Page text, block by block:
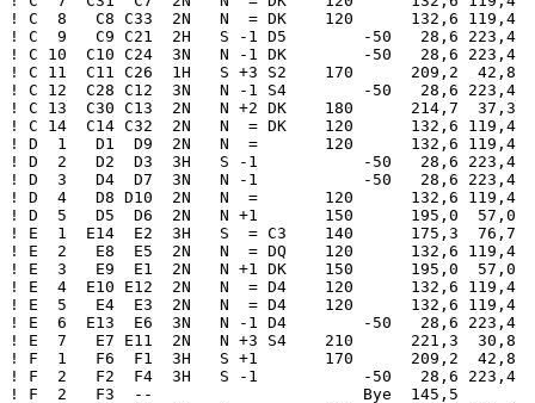
S2    170      209,2  42,8  !
! C 12  C28 C12  3N   N -1 S4        -50   28,6 223,4  !
! C 13  C30 C13  2N   N +2 DK    180      214,7  37,3  !
! C 14  C14 C32  2N   N  = DK    120      132,6 119,4  !
! D  1   D1  D9  2N   N  =       120      132,6 119,4  !
! D  2   D2  D3  3H   S -1           -50   28,6 223,4  !
! D  3   D4  D7  3N   N -1           -50   28,6 223,4  !
! D  4   D8 D10  2N   N  =       120      132,6 119,4  !
! D  5   D5  D6  2N   N +1       150      195,0  57,0  !
! E  1  E14  E2  3H   S  = C3    140      175,3  76,7  !
! E  2   E8  E5  2N   N  = DQ    120      132,6 119,4  !
! E  3   E9  E1  2N   N +1 DK    150      195,0  57,0  !
! E  4  E10 E12  2N   N  = D4    120      132,6 119,4  !
! E  5   E4  E3  2N   N  = D4    120      132,6 119,4  !
! E  6  E13  E6  3N   N -1 D4        -50   28,6 223,4  !
! E  7   E7 E11  2N   N +3 S4    210      221,3  30,8  !
! F  1   F6  F1  3H   S +1       170      209,2  42,8  !
! F  2   F2  F4  3H   S -1           -50   28,6 223,4  !
! F  2   F3  --                      Bye  145,5        !
! G  1   G8  G1  2N   S  =       120      132,6 119,4  !
! G  2   G7  G2  2H   S  =       110       82,2 169,8  !
! G  3   G6  G3  2N   N  =       120      132,6 119,4  !
! G  4   G4  G5  1N   N +1       120      132,6 119,4  !
! H  1   H1  --                      Bye  118,9        !
! H  2   H3  H7  2N   S -1           -50   28,6 223,4  !
! H  3   H2  H4  3N   N  =       400      235,5  16,5  !
! H  4   H5  H6  3N   S  =       400      235,5  16,5  !
!        I3  I2  2N   S +1       150      195,0  57,0  !
!        I5  I4  2S   E -1       100       64,7 187,3  !
!        I6  I1  3Cx  W -5      1400      251,9   0,1  !
! J  1   J2  J4  1H   S +2       140      175,3  76,7  !
! J  2   --  J1                      Bye        156,0  !
! J  3   J3  J9  3H   S -1           -50   28,6 223,4  !
! J  4  J10  J8  2N   N  =       120      132,6 119,4  !
! J  5   J7  J6  2H   S  =       110       82,2 169,8  !
! K  1   K8  K1  2N   S  = C3    120      132,6 119,4  !
! K  2   --  K5                      Bye        100,3  !
! K  3   K2  K3  3N   N -1 DK        -50   28,6 223,4  !
! K  4   K4  K6  2H   S  = C6    110       82,2 169,8  !
! L  1  L14  L2                  110       82,2 169,8  !
! L  2   L7 L12                      -50   28,6 223,4  !
! L  3   L4  L6                      -50   28,6 223,4  !
! L  4   L9  L5                  120      132,6 119,4  !
! L  5  L13  L3                  120      132,6 119,4  !
! L  6   L8  L1                  110       82,2 169,8  !
! L  7   -- L11                      Bye        131,1  !
! M  1   --  M1                      Bye        151,8  !
! M  2   M7  M3  3N   S  =       400      235,5  16,5  !
! M  3   M4  M2  2H   S +1       140      175,3  76,7  !
! M  4   M6  M5  3N   N -1           -50   28,6 223,4  !
! N  1  N15  N2  2N   N  = D4    120      132,6 119,4  !
! N  2  N16 N14  2H   S  = SJ    110       82,2 169,8  !
! N  3   N7 N17  2N   N  = DK    120      132,6 119,4  !
! N  4  N18  N8  1N   S  = C3     90       60,3 191,7  !
! N  5   N9 N19  3N   N  = DK    400      235,5  16,5  !
! N  6  N20  N1  2H   S +1 C3    140      175,3  76,7  !
! N  7  N21 N12  2H   S  = H8    110       82,2 169,8  !
! N  8   N5  N3  1N   W -2 HQ    200      219,1  32,9  !
! N  9  N13  --                      Bye  158,6        !
! N 10  N10 N22  2N   N  = DK    120      132,6 119,4  !
! N 11  N23  N4  2H   S  = C3    110       82,2 169,8  !
! N 12  N11  N6  2N   N  = D4    120      132,6 119,4  !
! O  1   O6  O1  2N   N  = DK    120      132,6 119,4  !
! O  2   O2  O4  2N   S -1 C6        -50   28,6 223,4  !
! O  2   O3  O5  3N   N  = CQ    400      235,5  16,5  !
! P  1  P10  P1  2D   E -1 HA    100       64,7 187,3  !
! P  2   P5  P2  2N   N  = D4    120      132,6 119,4  !
! P  3   P7  P3  2N   N  = DK    120      132,6 119,4  !
! P  4   P4  P6  3N   N  = DK    400      235,5  16,5  !
! P  5   P9  P8  2N   S  = C3    120      132,6 119,4  !
!        Q4  Q1  3N   N -1           -50   28,6 223,4  !
!        Q3  Q2  1N   S +1       120      132,6 119,4  !
! R  1   R8  R1                  120      132,6 119,4  !
! R  2   R7  --                      Bye  131,9        !
! R  3   R6  R3                   90       60,3 191,7  !
! R  4   R4  R5                  120      132,6 119,4  !
! S  1  S14  S2  1N   N +1 DK    120      132,6 119,4  !
! S  2   S8  S5  3H   S -1 H8        -50   28,6 223,4  !
! S  3   S9  S1  2N   N +2 CQ    180      214,7  37,3  !
! S  4  S10 S12  3H   N  = S5    140      175,3  76,7  !
! S  5   S4  S3  2H   S +1 D5    140      175,3  76,7  !
! S  6  S13  S6  4H   S -1 H8        -50   28,6 223,4  !
! S  7   S7 S11  2N   N +1 S4    150      195,0  57,0  !
! T  1   T7  T1  2N   S +1       150      195,0  57,0  !
! T  2   --  T3                      Bye        151,5  !
! T  3   T5  T4  3N   N  =       400      235,5  16,5  !
! T  4   T6  T2  3H   S -1           -50   28,6 223,4  !
! U  1  U13  U2  2N   S -1 C3        -50   28,6 223,4  !
! U  2  U14  U8  2Cx  W -3 HQ    800      249,7   2,3  !
! U  3   --  U5                      Bye        104,8  !
! U  4   U7 U15  2H   S +1 S5    140      175,3  76,7  !
! U  5   U1 U16  1N   S -1 C3        -50   28,6 223,4  !
! U  6  U11  U3  2H   S -1 H8        -50   28,6 223,4  !
! U  7   U9 U12  4H   S -1 H8        -50   28,6 223,4  !
! U  8   U4  U6  2N   S +1 C3    150      195,0  57,0  !
! V  1   V9  V1  2N   N  = HJ    120      132,6 119,4  !
! V  2  V10  V5  1S   N +1 DK    110       82,2 169,8  !
! V  3   V2 V11  3N   N -1 DK        -50   28,6 223,4  !
! V  4   V7 V12  1D   E  = HA        -70    0,1 251,9  !
! V  5   V4  V3  3N   N  = C8    400      235,5  16,5  !
! V  6   V8  V6  3N   N  = DK    400      235,5  16,5  !
! W  1   W6  W1  1S   N +1       110       82,2 169,8  !
! W  2   W2  W4  1N   N +1       120      132,6 119,4  !
! W  2   W3  W5  1S   N  =        80       57,0 195,0  !
!        X1  X2  3N   S  =       400      235,5  16,5  !
!        X3  X5  2N   N +1       150      195,0  57,0  !
!        X4  X6  2N   S +1       150      195,0  57,0  !
!                                                      !
!                                                      !
--------------------------------------------------------
!                                                      !
! 4      K42                                           !
! West   J743                                          !
! All    Q1053                                         !
!        A2                                            !
! Q85           J106                                   !
! AK652         8                                      !
! K97           82                                     !
! 97           KQJ10865                                !
!        A973                                          !
!        Q109                                          !
!        AJ64                                          !
!        43                                            !
!                                                      !
! 3C W -110                                            !
!        C  D  H  S  N                                 !
! NS     4  7  7  7  8                                 !
! EW     9  5  6  5  5                                 !
!                                                      !
!                                                      !
!                                                      !
!                                                      !
!  Tbl    Pair   Contr     Ld     Result     Score     !
! A  1   A7  A1  5C   E -2 SA    200      181,8  70,2  !
! A  2   A8  A3  5C   E -2 S7    200      181,8  70,2  !
! A  3   A5  A4  3C   E  = H9       -110   78,9 173,1  !
! A  4   A6  A2  3C   E  = SA       -110   78,9 173,1  !
! B  1  B14  B2  3C   E  = C4       -110   78,9 173,1  !
! B  2   B8  B5  3N   W -4 S2    400      235,5  16,5  !
! B  3   B9  B1  4C   E -1 DA    100      136,9 115,1  !
! B  4  B10 B12  5C   E -2 SA    200      181,8  70,2  !
! B  5   B4  B3  3C   E  = DA       -110   78,9 173,1  !
! B  6  B13  B6  3N   W -4 D3    400      235,5  16,5  !
! B  7   B7 B11  1N   E +1 S3       -120   43,9 208,1  !
! C  1   C1 C34  2H   W -2 D5    200      181,8  70,2  !
! C  2   C2 C22  3C   E  = SA       -110   78,9 173,1  !
! C  4   -- C25                      Bye        129,6  !
! C  5  C27  C5  Pass              0      120,5 131,5  !
! C  6   C6 C29  1N   E -1 S3    100      136,9 115,1  !
! C  7  C31  C7  3N   W -2 D3    200      181,8  70,2  !
! C  8   C8 C33  1N   E +3 S3       -180    7,8 244,2  !
! C  9   C9 C21  1N   E +2 D3       -150   15,4 236,6  !
! C 10  C10 C24  3N   W -4 D3    400      235,5  16,5  !
! C 11  C11 C26  2N   W -1 D5    100      136,9 115,1  !
! C 12  C28 C12  3C   W  = S2       -110   78,9 173,1  !
! C 13  C30 C13  2H   W -1 D5    100      136,9 115,1  !
! C 14  C14 C32  3C   E  = H8       -110   78,9 173,1  !
! D  1   D1 D10  4C   E -1       100      136,9 115,1  !
! D  2   D2  D4  1N   E  =           -90  111,8 140,2  !
! D  3   D5  D8  3N   W -4       400      235,5  16,5  !
! D  4   D9  D3  2N   W -1       100      136,9 115,1  !
! D  5   D6  D7  1N   E -2       200      181,8  70,2  !
! E  1  E14  E2  3N   W -4 SK    400      235,5  16,5  !
! E  2   E8  E5  1N   E -2 S3    200      181,8  70,2  !
! E  3   E9  E1  3C   E  = C2       -110   78,9 173,1  !
! E  4  E10 E12  3C   E  = C3       -110   78,9 173,1  !
! E  5   E4  E3  4Cx  E -1 DA    200      181,8  70,2  !
! E  6  E13  E6  3N   W -4 S4    400      235,5  16,5  !
! E  7   E7